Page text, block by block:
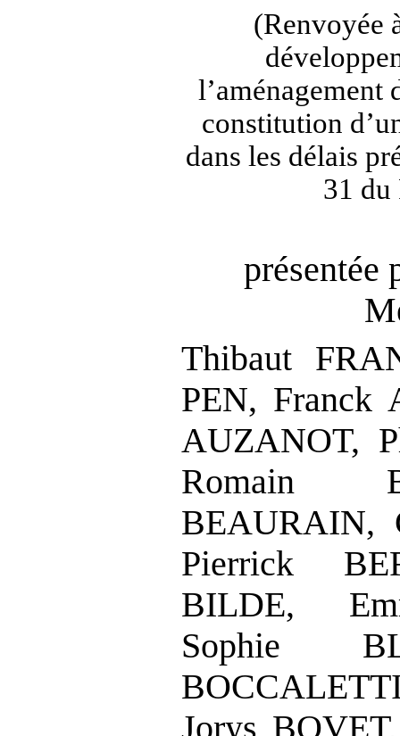
(Renvoyée
l’aménagement
constitution
dans les délais
31 du
présentée
Thibaut
PEN, Franck
AUZANOT,
Romain
BEAURAIN,
Pierrick
BILDE,
Sophie
Jorys